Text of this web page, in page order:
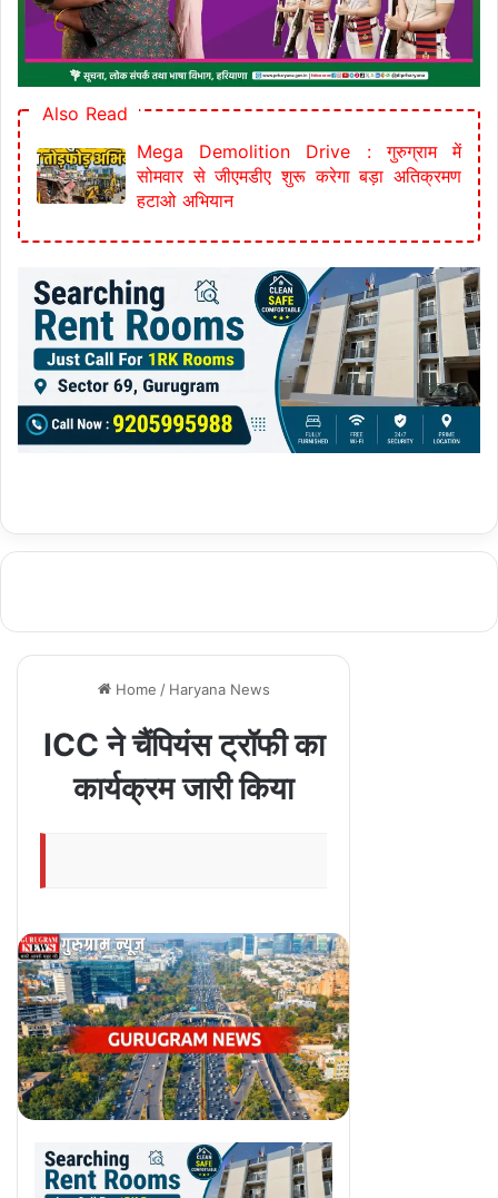
Also Read
Mega Demolition Drive : गुरुग्राम में
सोमवार से जीएमडीए शुरू करेगा बड़ा अतिक्रमण
हटाओ अभियान